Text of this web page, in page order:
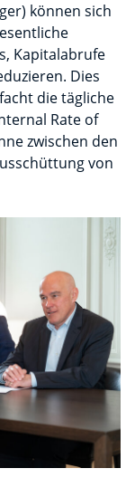
können sich
Kapitalabrufe
Dies
die tägliche
Rate of
zwischen den
von